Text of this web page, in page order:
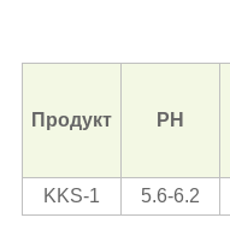
Продукт PH
KKS-1 5.6-6.2